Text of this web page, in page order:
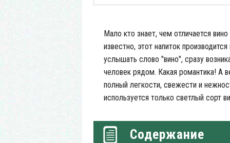
Мало кто знает, чем отличается
известно, этот напиток
услышать слово "вино", сразу
человек рядом. Какая романтика! А
полный легкости, свежести и
используется только светлый сорт
Содержание